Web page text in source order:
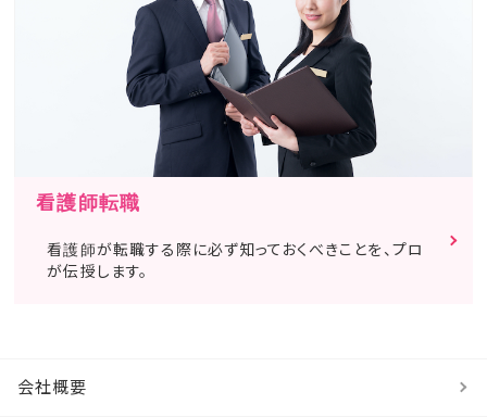
看護師転職
看護師が転職する際に必ず知っておくべきことを、プロ
が伝授します。
会社概要